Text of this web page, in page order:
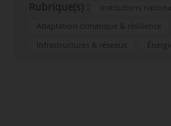
Institutions
Adaptation climatique & résilience
Infrastructures & réseaux